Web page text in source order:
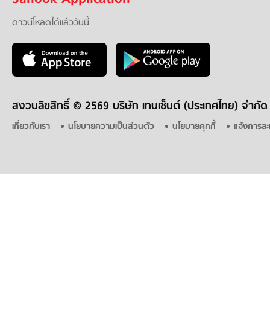
ดาวน์โหลดได้แล้ววันนี้
สงวนลิขสิทธิ์ © 2569 บริษัท เทนเซ็นต์ (ประเทศไทย) จำกัด
เกี่ยวกับเรา นโยบายความเป็นส่วนตัว นโยบายคุกกี้ แจ้งการล